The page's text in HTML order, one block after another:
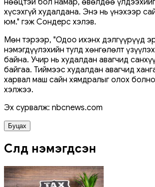
хүсэхгүй худалдана. Энэ нь үнэхээр
юм." гэж Сондерс хэлэв.
Мөн тэрээр, "Одоо ихэнх дэлгүүрүүд
нэмэгдүүлэхийн тулд хөнгөлөлт
байна. Учир нь худалдан авагчид
байгаа. Тиймээс худалдан авагчид
харвал маш сайн хямдралыг олох
хэлжээ.
Эх сурвалж: nbcnews.com
Буцах
Сүүлд нэмэгдсэн